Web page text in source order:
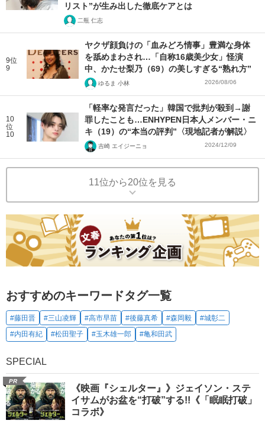
リスト”が生み出した徹底ケアとは
二瓶 仁志
9位
9
ヤクザ顔負けの「血みどろ情事」豊満な身体
を舐めまわされ…「自称16歳美少女」怪演
中、かたせ梨乃（69）の美しすぎる“熟れ方”
ゆるま 小林 2026/08/06
10
位
10
「軽率な発言だった」韓国で批判が殺到→謝
罪したことも…ENHYPEN日本人メンバー・ニ
キ（19）の“本当の評判”〈現地記者が解説〉
吉崎 エイジーニョ 2024/12/09
11位から20位を見る
おすすめのキーワードタグ一覧
#藤田晋 #三山凌輝 #高市早苗 #後藤真希 #森岡毅
#城彰二
#内田有紀
#松田聖子 #玉木雄一郎 #亀和田武
SPECIAL
PR
《映画『シェルター』》ジェイソン・ステ
イサムがお盆を“打破”する!!《「眠眠打破」
コラボ》